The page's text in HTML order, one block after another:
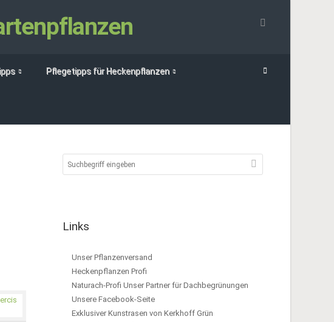
Pflegetipps für Heckenpflanzen
Links
Unser Pflanzenversand
Heckenpflanzen Profi
Naturach-Profi Unser Partner für Dachbegrünungen
Unsere Facebook-Seite
Exklusiver Kunstrasen von Kerkhoff Grün